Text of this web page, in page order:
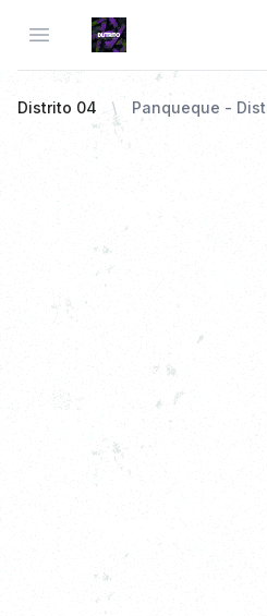
Open menu
Distrito 04 Panqueque -